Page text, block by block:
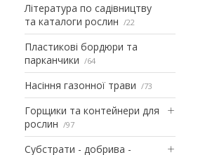
Література по садівництву
та каталоги рослин
22
Пластикові бордюри та
парканчики
64
Насіння газонної трави 73
Горщики та контейнери для
рослин
97
Субстрати - добрива -